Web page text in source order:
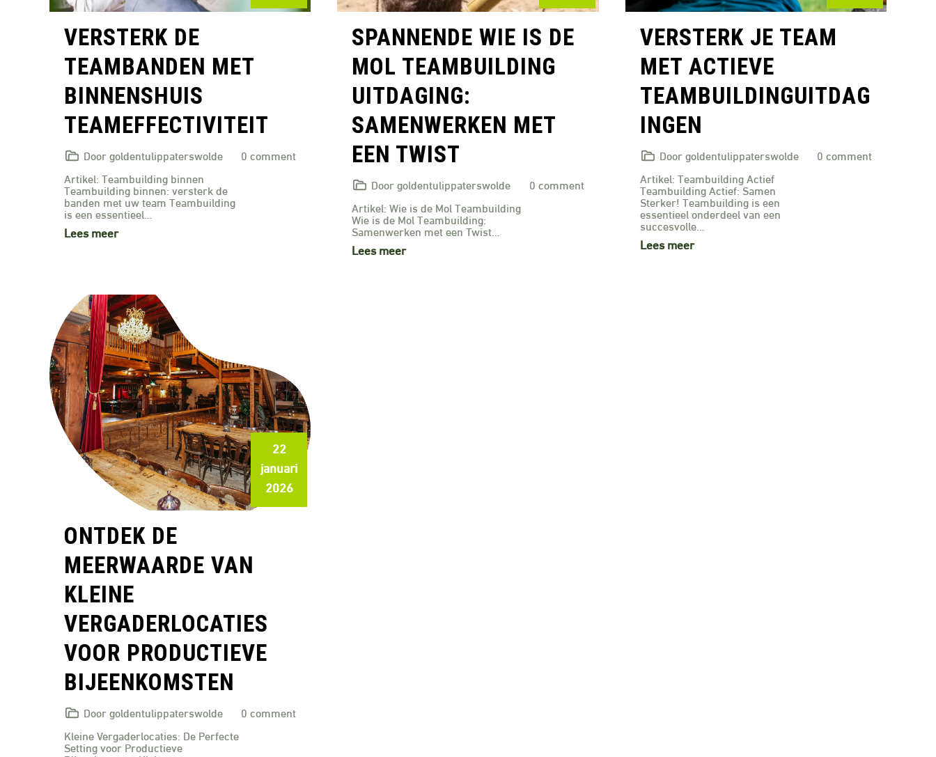
VERSTERK DE
TEAMBANDEN MET
BINNENSHUIS
TEAMEFFECTIVITEIT
Door goldentulippaterswolde
0 comment
Artikel: Teambuilding binnen
Teambuilding binnen: versterk de
banden met uw team Teambuilding
is een essentieel…
Lees meer
SPANNENDE WIE IS DE
MOL TEAMBUILDING
UITDAGING:
SAMENWERKEN MET
EEN TWIST
Door goldentulippaterswolde
0 comment
Artikel: Wie is de Mol Teambuilding
Wie is de Mol Teambuilding:
Samenwerken met een Twist…
Lees meer
VERSTERK JE TEAM
MET ACTIEVE
TEAMBUILDINGUITDAG
INGEN
Door goldentulippaterswolde
0 comment
Artikel: Teambuilding Actief
Teambuilding Actief: Samen
Sterker! Teambuilding is een
essentieel onderdeel van een
succesvolle…
Lees meer
22
januari
2026
ONTDEK DE
MEERWAARDE VAN
KLEINE
VERGADERLOCATIES
VOOR PRODUCTIEVE
BIJEENKOMSTEN
Door goldentulippaterswolde
0 comment
Kleine Vergaderlocaties: De Perfecte
Setting voor Productieve